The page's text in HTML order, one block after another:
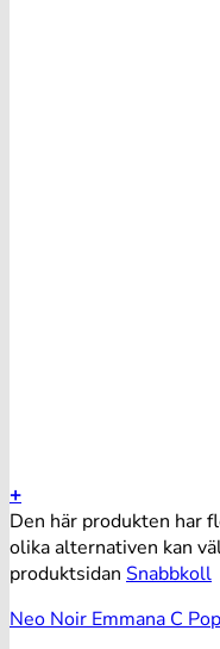
+
Den här produkten har
olika alternativen kan
produktsidan Snabbkoll
Neo Noir Emmana C